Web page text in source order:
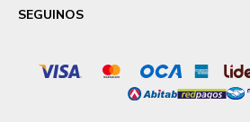
SEGUINOS